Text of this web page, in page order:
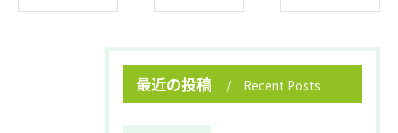
最近の投稿 Recent Posts